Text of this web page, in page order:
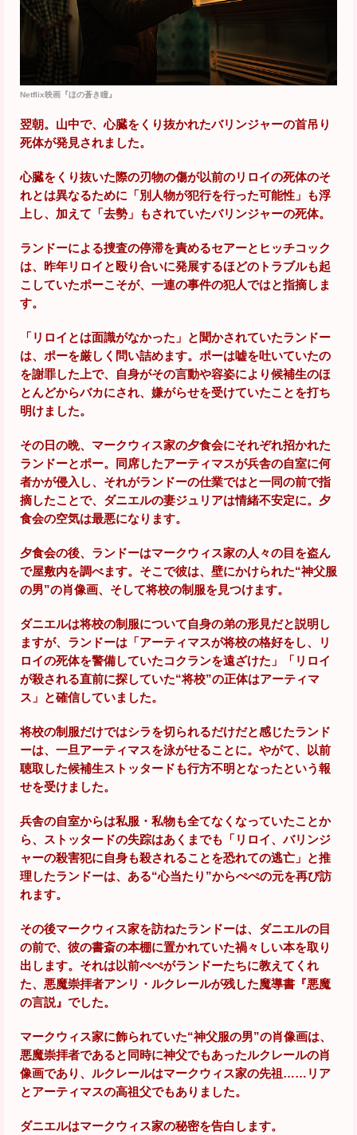
Netflix映画『ほの蒼き瞳』
翌朝。山中で、心臓をくり抜かれたバリンジャーの首吊り
死体が発見されました。
心臓をくり抜いた際の刃物の傷が以前のリロイの死体のそ
れとは異なるために「別人物が犯行を行った可能性」も浮
上し、加えて「去勢」もされていたバリンジャーの死体。
ランドーによる捜査の停滞を責めるセアーとヒッチコック
は、昨年リロイと殴り合いに発展するほどのトラブルも起
こしていたポーこそが、一連の事件の犯人ではと指摘しま
す。
「リロイとは面識がなかった」と聞かされていたランドー
は、ポーを厳しく問い詰めます。ポーは嘘を吐いていたの
を謝罪した上で、自身がその言動や容姿により候補生のほ
とんどからバカにされ、嫌がらせを受けていたことを打ち
明けました。
その日の晩、マークウィス家の夕食会にそれぞれ招かれた
ランドーとポー。同席したアーティマスが兵舎の自室に何
者かが侵入し、それがランドーの仕業ではと一同の前で指
摘したことで、ダニエルの妻ジュリアは情緒不安定に。夕
食会の空気は最悪になります。
夕食会の後、ランドーはマークウィス家の人々の目を盗ん
で屋敷内を調べます。そこで彼は、壁にかけられた“神父服
の男”の肖像画、そして将校の制服を見つけます。
ダニエルは将校の制服について自身の弟の形見だと説明し
ますが、ランドーは「アーティマスが将校の格好をし、リ
ロイの死体を警備していたコクランを遠ざけた」「リロイ
が殺される直前に探していた“将校”の正体はアーティマ
ス」と確信していました。
将校の制服だけではシラを切られるだけだと感じたランド
ーは、一旦アーティマスを泳がせることに。やがて、以前
聴取した候補生ストッタードも行方不明となったという報
せを受けました。
兵舎の自室からは私服・私物も全てなくなっていたことか
ら、ストッタードの失踪はあくまでも「リロイ、バリンジ
ャーの殺害犯に自身も殺されることを恐れての逃亡」と推
理したランドーは、ある“心当たり”からぺぺの元を再び訪
れます。
その後マークウィス家を訪ねたランドーは、ダニエルの目
の前で、彼の書斎の本棚に置かれていた禍々しい本を取り
出します。それは以前ぺぺがランドーたちに教えてくれ
た、悪魔崇拝者アンリ・ルクレールが残した魔導書『悪魔
の言説』でした。
マークウィス家に飾られていた“神父服の男”の肖像画は、
悪魔崇拝者であると同時に神父でもあったルクレールの肖
像画であり、ルクレールはマークウィス家の先祖……リア
とアーティマスの高祖父でもありました。
ダニエルはマークウィス家の秘密を告白します。